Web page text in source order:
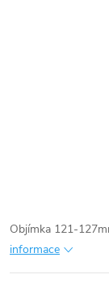
Objímka 121-
informace